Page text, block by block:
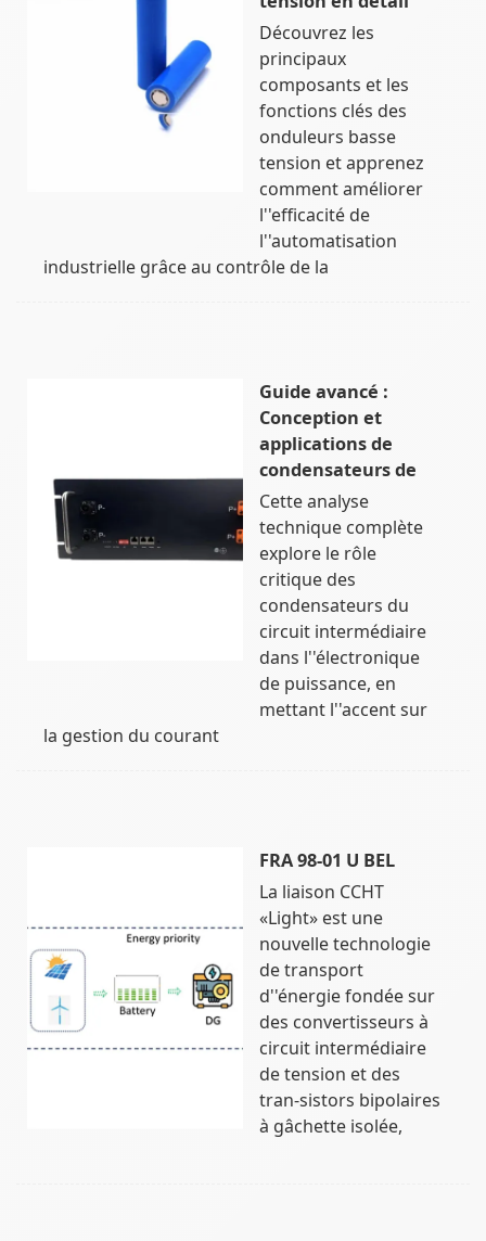
Découvrez les
principaux
composants et les
fonctions clés des
onduleurs basse
tension et apprenez
comment améliorer
l''efficacité de
l''automatisation
industrielle grâce au contrôle de la
Guide avancé :
Conception et
applications de
condensateurs de
Cette analyse
technique complète
explore le rôle
critique des
condensateurs du
circuit intermédiaire
dans l''électronique
de puissance, en
mettant l''accent sur
la gestion du courant
FRA 98-01 U BEL
La liaison CCHT
«Light» est une
nouvelle technologie
de transport
d''énergie fondée sur
des convertisseurs à
circuit intermédiaire
de tension et des
tran-sistors bipolaires
à gâchette isolée,